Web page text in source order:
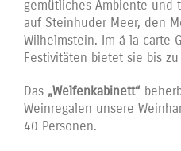
gemütliches Ambiente und
auf Steinhuder Meer, den
Wilhelmstein. Im á la carte
Festivitäten bietet sie bis
Das „Welfenkabinett“
Weinregalen unsere
40 Personen.